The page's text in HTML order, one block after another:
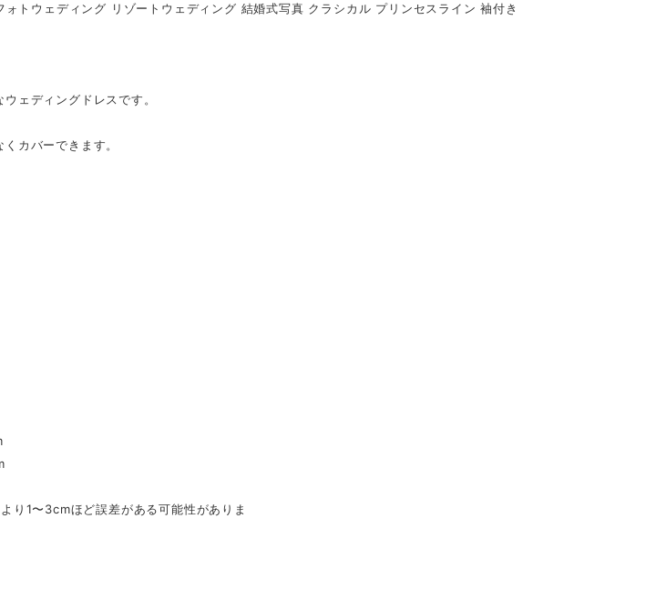
トウェディング リゾートウェディング 結婚式写真 クラシカル プリンセスライン 袖付き
ェディングドレスです。
カバーできます。
り1〜3cmほど誤差がある可能性がありま